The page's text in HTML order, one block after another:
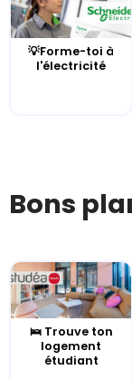
💡Forme-toi à
l'électricité
Bons
🛌 Trouve ton
logement
étudiant